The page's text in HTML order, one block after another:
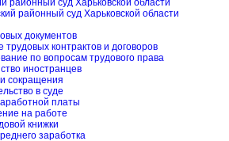
районный суд Харьковской области
районный суд Харьковской области
документов
трудовых контрактов и договоров
по вопросам трудового права
иностранцев
сокращения
в суде
платы
на работе
книжки
заработка